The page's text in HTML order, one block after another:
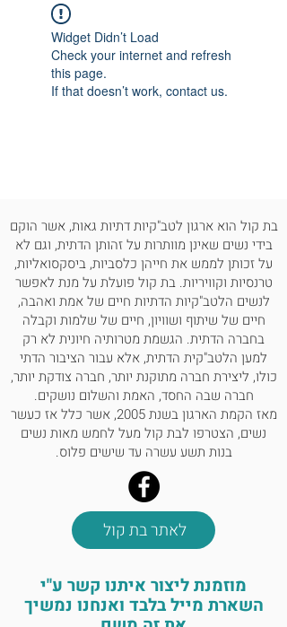
Widget Didn’t Load
Check your internet and refresh
this page.
If that doesn’t work, contact us.
בת קול הוא ארגון לטב"קיות דתיות גאות, אשר הוקם
בידי נשים שאינן מוותרות על זהותן הדתית, וגם לא
על זכותן לממש את חייהן כלסביות, ביסקסואליות,
טרנסיות וקוויריות. בת קול פועלת על מנת לאפשר
לנשים הלטב"קיות הדתיות חיים של אמת ואהבה,
חיים של שיתוף ושוויון, חיים של שלמות וקבלה
בחברה הדתית. הגשמת מטרותיה חיונית לא רק
למען הלטב"קית הדתית, אלא עבור הציבור הדתי
כולו, ליצירת חברה מתוקנת יותר, חברה צודקת יותר,
חברה שבה החסד, האמת והשלום נושקים.
מאז הקמת הארגון בשנת 2005, אשר כלל אז כעשר
נשים, הצטרפו לבת קול מעל לחמש מאות נשים
בנות תשע עשרה עד שישים פלוס.
לאתר בת קול
מוזמנת ליצור איתנו קשר ע"י
השארת מייל בלבד ואנחנו נמשיך